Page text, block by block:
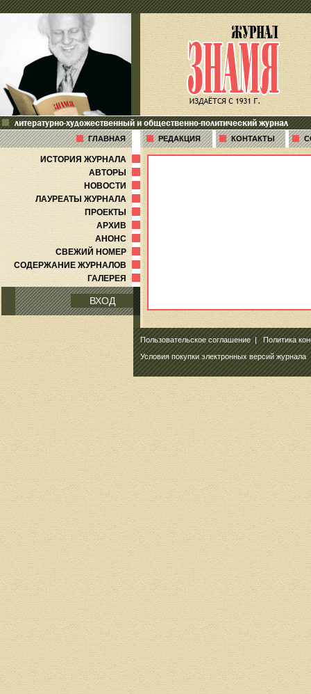
литературно-художественный и общественно-политический журнал
ГЛАВНАЯ РЕДАКЦИЯ КОНТАКТЫ
ИСТОРИЯ ЖУРНАЛА
АВТОРЫ
НОВОСТИ
ЛАУРЕАТЫ ЖУРНАЛА
ПРОЕКТЫ
АРХИВ
АНОНС
СВЕЖИЙ НОМЕР
СОДЕРЖАНИЕ ЖУРНАЛОВ
ГАЛЕРЕЯ
ВХОД
Пользовательское соглашение|Политика
Условия покупки электронных версий журнала